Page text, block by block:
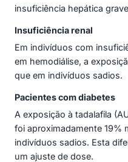
insuficiência hepática
Insuficiência renal
Em indivíduos com
em hemodiálise, a
que em indivíduos sadios.
Pacientes com diabetes
A exposição à tadalafila
foi aproximadamente 19%
indivíduos sadios. Esta
um ajuste de dose.